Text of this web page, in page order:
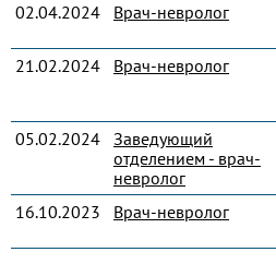
02.04.2024
Врач-невролог
21.02.2024
Врач-невролог
05.02.2024 Заведующий
отделением - врач-
невролог
16.10.2023 Врач-невролог